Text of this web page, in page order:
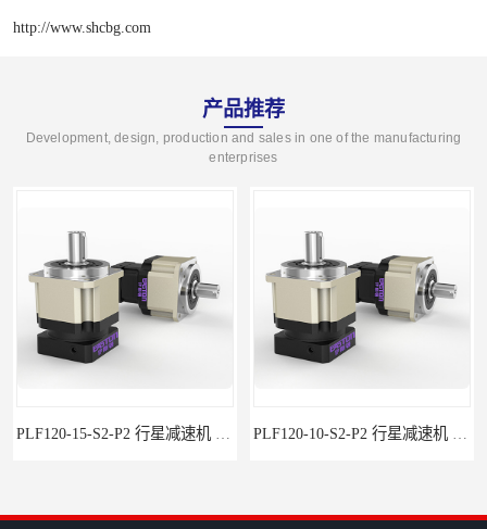
http://www.shcbg.com
产品推荐
Development, design, production and sales in one of the manufacturing
enterprises